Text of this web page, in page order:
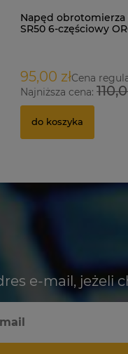
Napęd obrotomierza
SR50 6-częściowy
95,00 złCena
Najniższa cena:
do koszyka
e-mail, jeżeli